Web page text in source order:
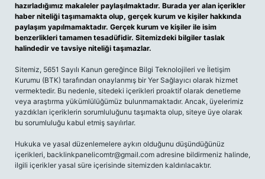
hazırladığımız makaleler paylaşılmaktadır. Burada yer alan içerikler
haber niteliği taşımamakta olup, gerçek kurum ve kişiler hakkında
paylaşım yapılmamaktadır. Gerçek kurum ve kişiler ile isim
benzerlikleri tamamen tesadüfidir. Sitemizdeki bilgiler taslak
halindedir ve tavsiye niteliği taşımazlar.
Sitemiz, 5651 Sayılı Kanun gereğince Bilgi Teknolojileri ve İletişim
Kurumu (BTK) tarafından onaylanmış bir Yer Sağlayıcı olarak hizmet
vermektedir. Bu nedenle, sitedeki içerikleri proaktif olarak denetleme
veya araştırma yükümlülüğümüz bulunmamaktadır. Ancak, üyelerimiz
yazdıkları içeriklerin sorumluluğunu taşımakta olup, siteye üye olarak
bu sorumluluğu kabul etmiş sayılırlar.
Hukuka ve yasal düzenlemelere aykırı olduğunu düşündüğünüz
içerikleri, backlinkpanelicomtr@gmail.com adresine bildirmeniz halinde,
ilgili içerikler yasal süre içerisinde sitemizden kaldırılacaktır.